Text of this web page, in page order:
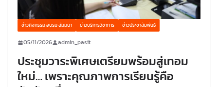
ข่าวกิจกรรม อบรม สัมมนา ข่าวบริการวิชาการ ข่าวประชาสัมพันธ์
05/11/2026 admin_pasit
ประชุมวาระพิเศษเตรียมพร้อมสู่เทอม
ใหม่… เพราะคุณภาพการเรียนรู้คือ